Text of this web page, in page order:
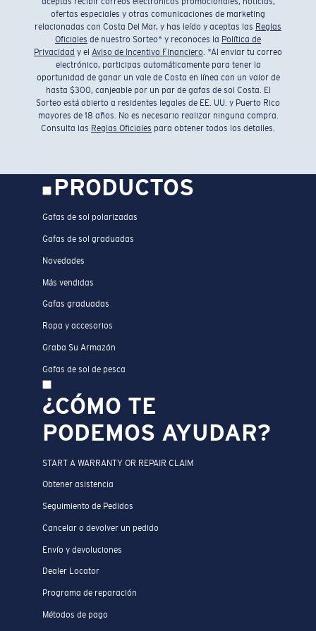
ofertas especiales y otras comunicaciones de marketing
relacionadas con Costa Del Mar, y has leído y aceptas las Reglas
Oficiales de nuestro Sorteo* y reconoces la Política de
Privacidad y el Aviso de Incentivo Financiero. *Al enviar tu correo
electrónico, participas automáticamente para tener la
oportunidad de ganar un vale de Costa en línea con un valor de
hasta $300, canjeable por un par de gafas de sol Costa. El
Sorteo está abierto a residentes legales de EE. UU. y Puerto Rico
mayores de 18 años. No es necesario realizar ninguna compra.
Consulta las Reglas Oficiales para obtener todos los detalles.
PRODUCTOS
Gafas de sol polarizadas
Gafas de sol graduadas
Novedades
Más vendidas
Gafas graduadas
Ropa y accesorios
Graba Su Armazón
Gafas de sol de pesca
¿CÓMO TE
PODEMOS AYUDAR?
START A WARRANTY OR REPAIR CLAIM
Obtener asistencia
Seguimiento de Pedidos
Cancelar o devolver un pedido
Envío y devoluciones
Dealer Locator
Programa de reparación
Métodos de pago